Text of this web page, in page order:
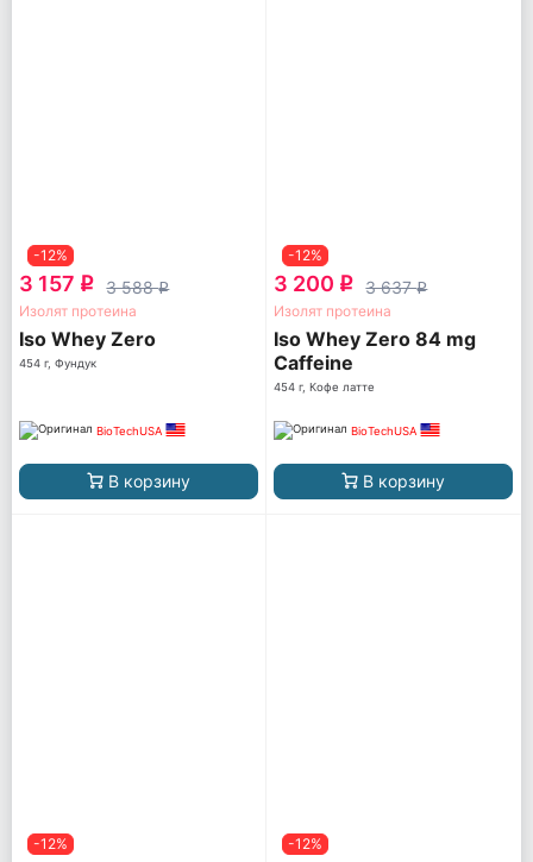
-12%
3 157 q 3 588q
Изолят протеина
Iso Whey Zero
454 г, Фундук
BioTechUSA
В корзину
-12%
3 200 q 3 637q
Изолят протеина
Iso Whey Zero 84 mg
Caffeine
454 г, Кофе латте
BioTechUSA
В корзину
-12% -12%